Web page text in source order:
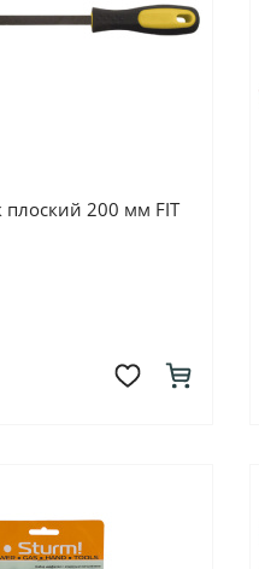
200 мм FIT